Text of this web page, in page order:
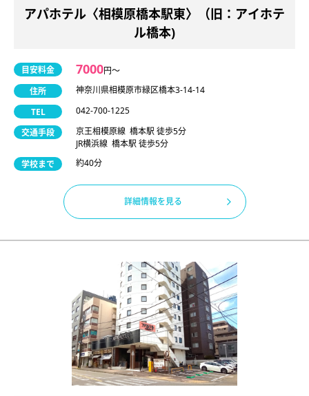
アパホテル〈相模原橋本駅東〉（旧：アイホテ
ル橋本)
目安料金 7000円〜
住所
神奈川県相模原市緑区橋本3-14-14
TEL
042-700-1225
交通手段
京王相模原線 橋本駅 徒歩5分
JR横浜線 橋本駅 徒歩5分
学校まで
約40分
詳細情報を見る